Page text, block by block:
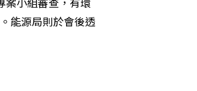
能源局則於會後透